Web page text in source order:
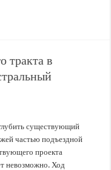
тракта в
существующий
частью подъездной
проекта
невозможно. Ход